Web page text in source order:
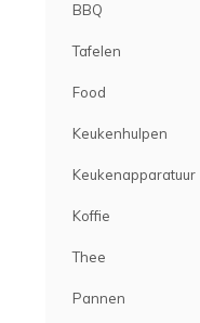
BBQ
Tafelen
Food
Keukenhulpen
Keukenapparatuur
Koffie
Thee
Pannen